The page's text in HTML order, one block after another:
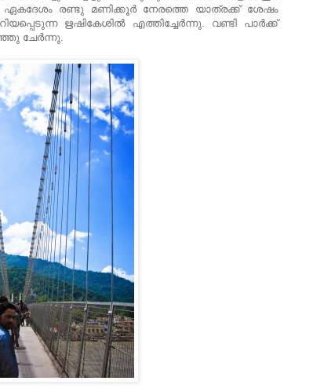
രണ്ടു മണിക്കൂര്‍ നേരത്തെ യാത്രക്ക് ശേഷം
ഋഷികേശില്‍ എത്തിച്ചേര്‍ന്നു. വണ്ടി പാര്‍ക്ക്‌
ചേര്‍ന്നു.